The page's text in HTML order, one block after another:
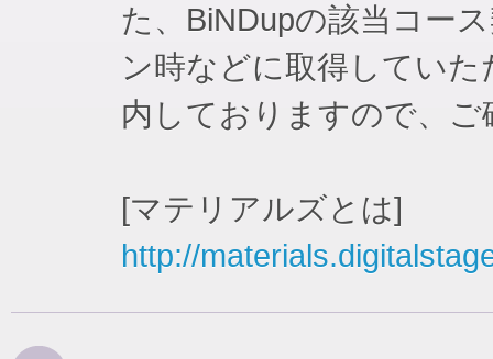
た、BiNDupの該当コー
ン時などに取得してい
内しておりますので、
[マテリアルズとは]
http://